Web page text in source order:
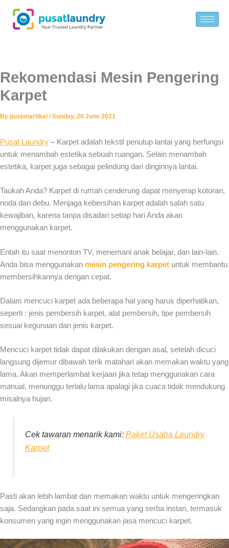
content
Rekomendasi Mesin Pengering
Karpet
By puslonartikel /Sunday, 20 June 2021
Pusat Laundry – Karpet adalah tekstil penutup lantai yang berfungsi
untuk menambah estetika sebuah ruangan. Selain menambah
estetika, karpet juga sebagai pelindung dari dinginnya lantai.
Taukah Anda? Karpet di rumah cenderung dapat menyerap kotoran,
noda dan debu. Menjaga kebersihan karpet adalah salah satu
kewajiban, karena tanpa disadari setiap hari Anda akan
menggunakan karpet.
Entah itu saat menonton TV, menemani anak belajar, dan lain-lain.
Anda bisa menggunakan mesin pengering karpet untuk membantu
membersihkannya dengan cepat.
Dalam mencuci karpet ada beberapa hal yang harus diperhatikan,
seperti : jenis pembersih karpet, alat pembersih, tipe pembersih
sesuai kegunaan dan jenis karpet.
Mencuci karpet tidak dapat dilakukan dengan asal, setelah dicuci
langsung dijemur dibawah terik matahari akan memakan waktu yang
lama. Akan memperlambat kerjaan jika tetap menggunakan cara
manual, menunggu terlalu lama apalagi jika cuaca tidak mendukung
misalnya hujan.
Cek tawaran menarik kami:Paket Usaha Laundry
Karpet
Pasti akan lebih lambat dan memakan waktu untuk mengeringkan
saja. Sedangkan pada saat ini semua yang serba instan, termasuk
konsumen yang ingin menggunakan jasa mencuci karpet.